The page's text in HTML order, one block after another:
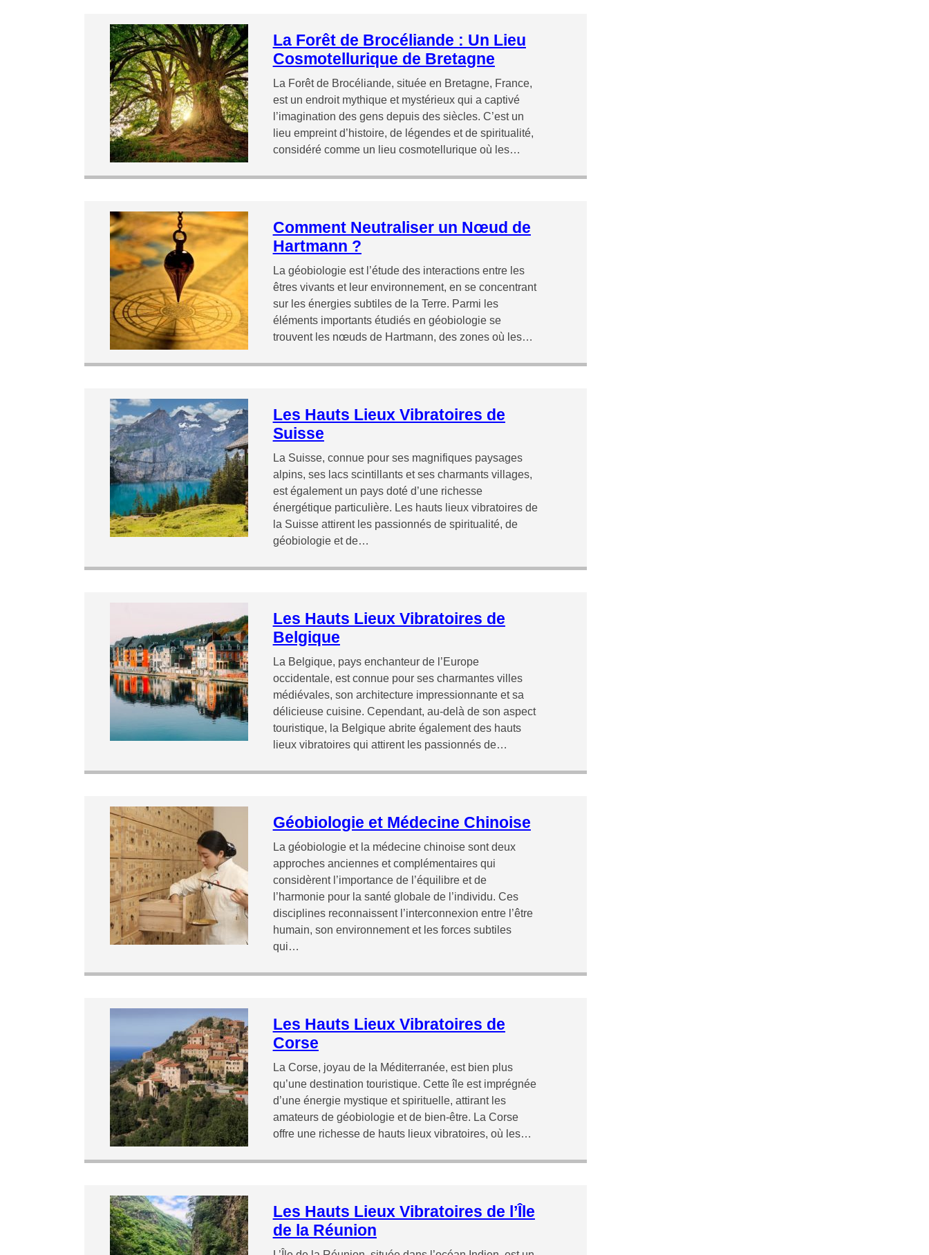
La Forêt de Brocéliande : Un Lieu
Cosmotellurique de Bretagne
La Forêt de Brocéliande, située en Bretagne, France,
est un endroit mythique et mystérieux qui a captivé
l’imagination des gens depuis des siècles. C’est un
lieu empreint d’histoire, de légendes et de spiritualité,
considéré comme un lieu cosmotellurique où les…
Comment Neutraliser un Nœud de
Hartmann ?
La géobiologie est l’étude des interactions entre les
êtres vivants et leur environnement, en se concentrant
sur les énergies subtiles de la Terre. Parmi les
éléments importants étudiés en géobiologie se
trouvent les nœuds de Hartmann, des zones où les…
Les Hauts Lieux Vibratoires de
Suisse
La Suisse, connue pour ses magnifiques paysages
alpins, ses lacs scintillants et ses charmants villages,
est également un pays doté d’une richesse
énergétique particulière. Les hauts lieux vibratoires de
la Suisse attirent les passionnés de spiritualité, de
géobiologie et de…
Les Hauts Lieux Vibratoires de
Belgique
La Belgique, pays enchanteur de l’Europe
occidentale, est connue pour ses charmantes villes
médiévales, son architecture impressionnante et sa
délicieuse cuisine. Cependant, au-delà de son aspect
touristique, la Belgique abrite également des hauts
lieux vibratoires qui attirent les passionnés de…
Géobiologie et Médecine Chinoise
La géobiologie et la médecine chinoise sont deux
approches anciennes et complémentaires qui
considèrent l’importance de l’équilibre et de
l’harmonie pour la santé globale de l’individu. Ces
disciplines reconnaissent l’interconnexion entre l’être
humain, son environnement et les forces subtiles
qui…
Les Hauts Lieux Vibratoires de
Corse
La Corse, joyau de la Méditerranée, est bien plus
qu’une destination touristique. Cette île est imprégnée
d’une énergie mystique et spirituelle, attirant les
amateurs de géobiologie et de bien-être. La Corse
offre une richesse de hauts lieux vibratoires, où les…
Les Hauts Lieux Vibratoires de l’Île
de la Réunion